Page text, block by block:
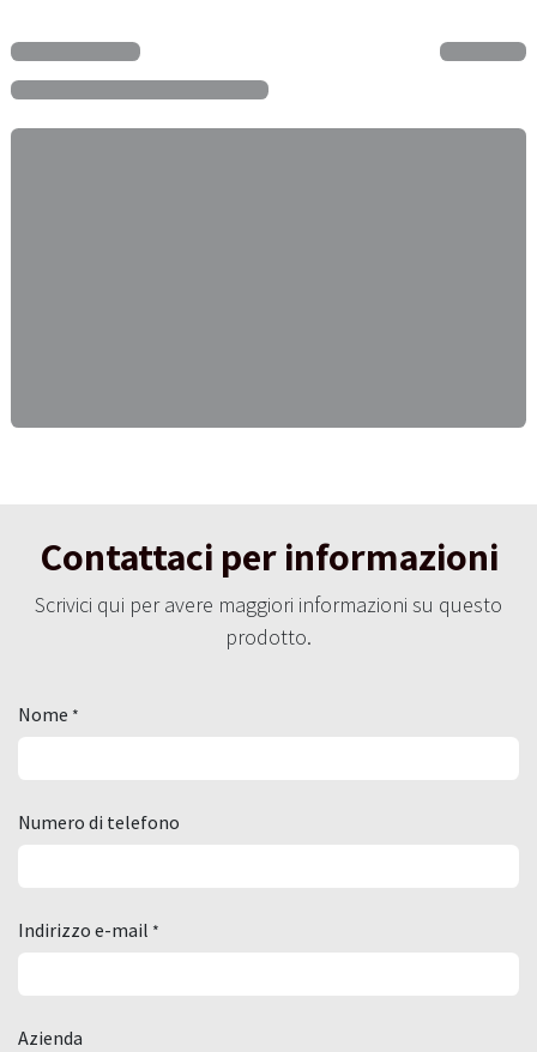
Contattaci per informazioni
Scrivici qui per avere maggiori informazioni su questo
prodotto.
Nome *
Numero di telefono
Indirizzo e-mail *
Azienda